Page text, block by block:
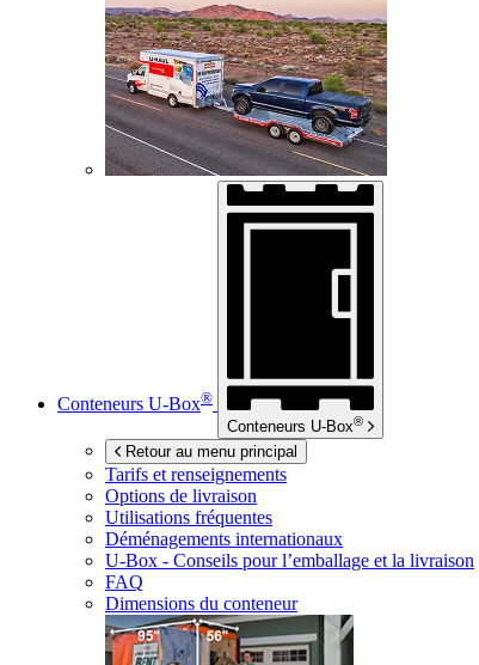
Conteneurs U-Box®
Conteneurs U-Box®
Retour au menu principal
Tarifs et renseignements
Options de livraison
Utilisations fréquentes
Déménagements internationaux
U-Box - Conseils pour l’emballage et la livraison
FAQ
Dimensions du conteneur